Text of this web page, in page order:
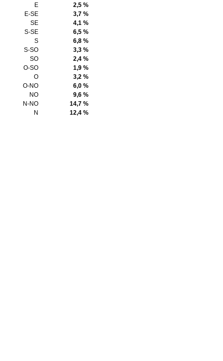
E
2,5 %
E-SE
3,7 %
SE
4,1 %
S-SE
6,5 %
S
6,8 %
S-SO
3,3 %
SO
2,4 %
O-SO
1,9 %
O
3,2 %
O-NO
6,0 %
NO
9,6 %
N-NO
14,7 %
N
12,4 %